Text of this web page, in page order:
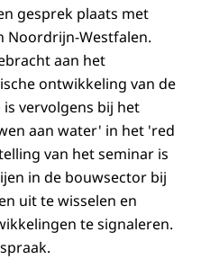
gesprek plaats met
Noordrijn-Westfalen.
aan het
ontwikkeling van de
vervolgens bij het
aan water' in het 'red
van het seminar is
in de bouwsector bij
uit te wisselen en
te signaleren.